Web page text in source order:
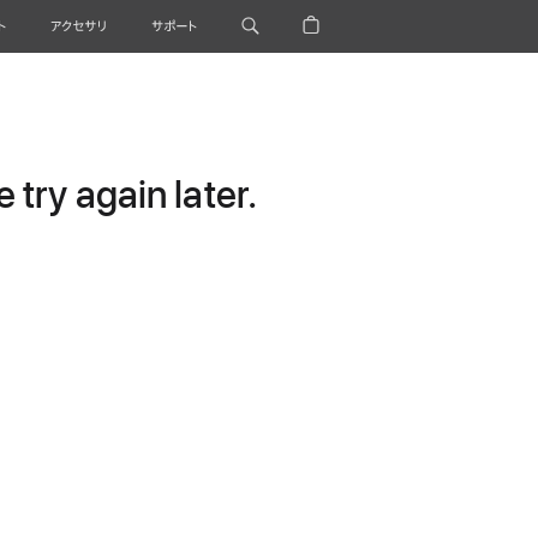
アクセサリ サポート
try again later.